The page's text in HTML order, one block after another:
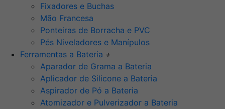
Fixadores e Buchas
Mão Francesa
Ponteiras de Borracha e PVC
Pés Niveladores e Manípulos
Ferramentas a Bateria +
Aparador de Grama a Bateria
Aplicador de Silicone a Bateria
Aspirador de Pó a Bateria
Atomizador e Pulverizador a Bateria